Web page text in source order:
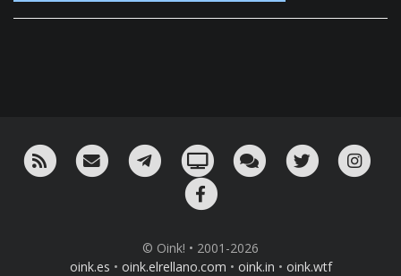
RSS ¡Mándame un email!¡Nuestro canal en Telegram!
Oink! TV Charla con nosotros
Twitter
© Oink! • 2001-2026
oink.es • oink.elrellano.com • oink.in • oink.wtf